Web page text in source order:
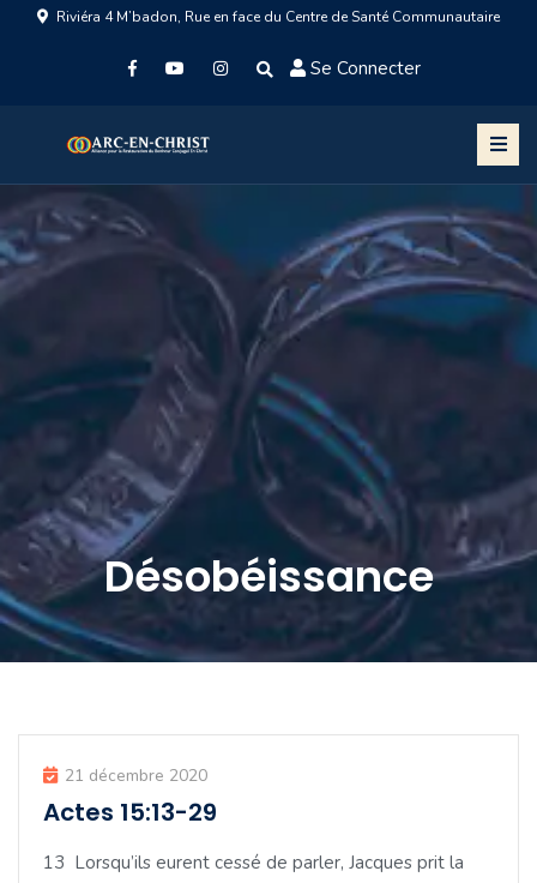
Riviéra 4 M’badon, Rue en face du Centre de Santé Communautaire
Se Connecter
Désobéissance
21 décembre 2020
Actes 15:13-29
13 Lorsqu’ils eurent cessé de parler, Jacques prit la